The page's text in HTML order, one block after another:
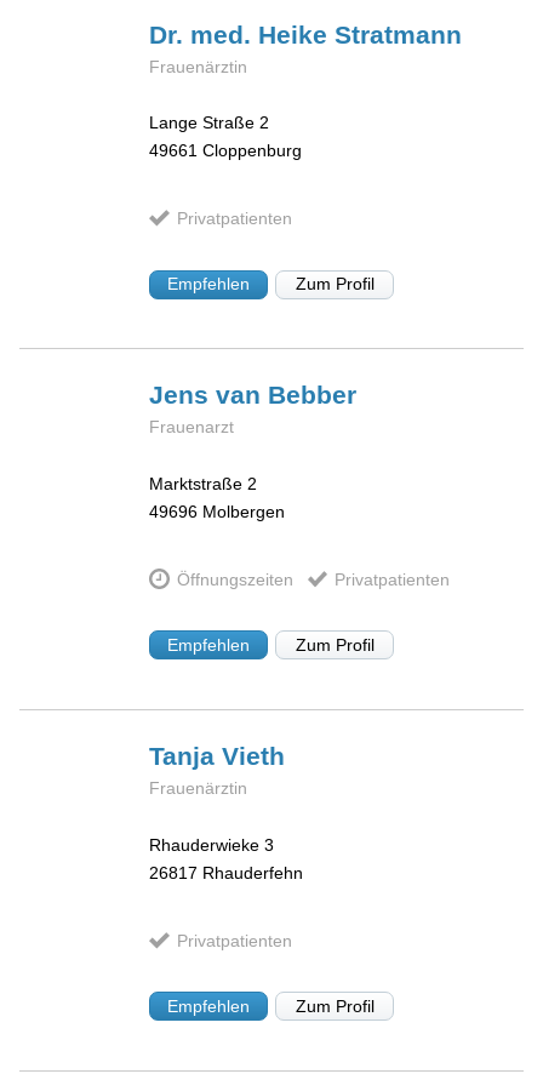
Dr. med. HeikeStratmann
Frauenärztin
Lange Straße 2
49661 Cloppenburg
Privatpatienten
Empfehlen Zum Profil
Jensvan Bebber
Frauenarzt
Marktstraße 2
49696 Molbergen
Öffnungszeiten Privatpatienten
Empfehlen Zum Profil
TanjaVieth
Frauenärztin
Rhauderwieke 3
26817 Rhauderfehn
Privatpatienten
Empfehlen Zum Profil